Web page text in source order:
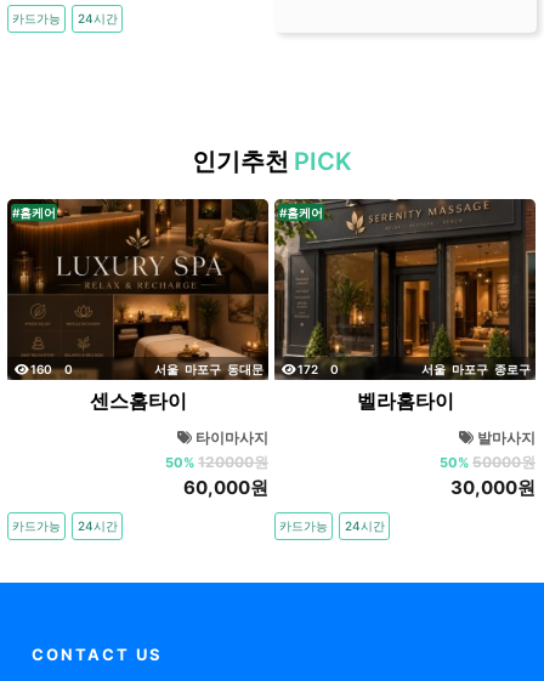
카드가능 24시간
인기추천 PICK
160 조회
0 서울 마포구 동대문
#홈케어
센스홈타이
타이마사지
50% 120000원
60,000원
카드가능 24시간
172조회
0댓글 서울 마포구 종로구
#홈케어
벨라홈타이
발마사지
50% 50000원
30,000원
카드가능 24시간
CONTACT US